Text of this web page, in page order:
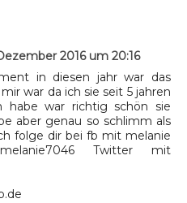
2016 um 20:16
in diesen jahr war das
war da ich sie seit 5 jahren
habe war richtig schön sie
aber genau so schlimm als
folge dir bei fb mit melanie
Twitter mit